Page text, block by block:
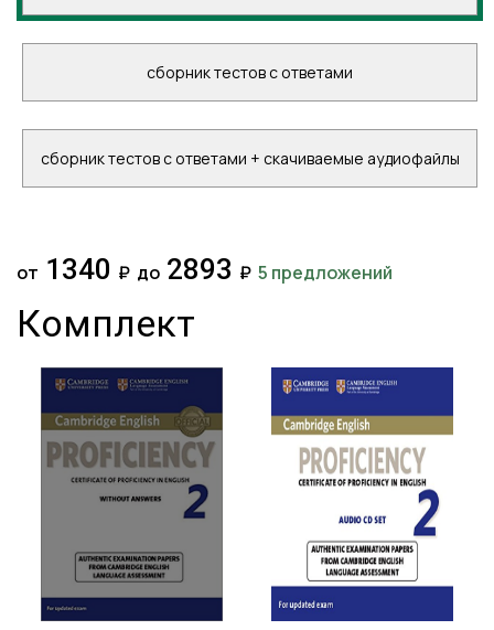
сборник тестов с ответами
сборник тестов с ответами + скачиваемые аудиофайлы
от 1340 ₽ до 2893 ₽ 5 предложений
Комплект